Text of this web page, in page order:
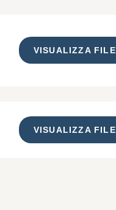
VISUALIZZA FILE
VISUALIZZA FILE